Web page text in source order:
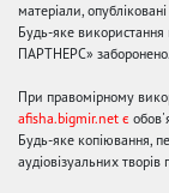
матеріали,
Будь-яке
ПАРТНЕРС» заборонено.
При правомірному
afisha.bigmir.net є
Будь-яке копіювання,
аудіовізуальних